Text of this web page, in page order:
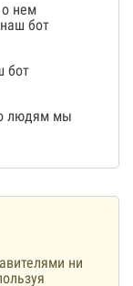
о нем
бот
бот
людям мы
ни